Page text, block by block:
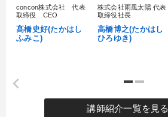
concon株式会社 代表
取締役 CEO
髙橋史好(たかはし
ふみこ)
株式会社雨風太陽 代表
取締役社長
高橋博之(たかはし
ひろゆき)
講師紹介一覧を見る